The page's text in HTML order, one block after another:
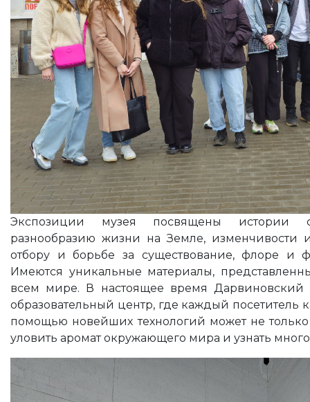
Экспозиции музея посвящены истории
разнообразию жизни на Земле, изменчивости и
отбору и борьбе за существование, флоре и
Имеются уникальные материалы,
всем мире. В настоящее время
образовательный центр, где каждый посетитель
помощью новейших технологий может не только
уловить аромат окружающего мира и узнать